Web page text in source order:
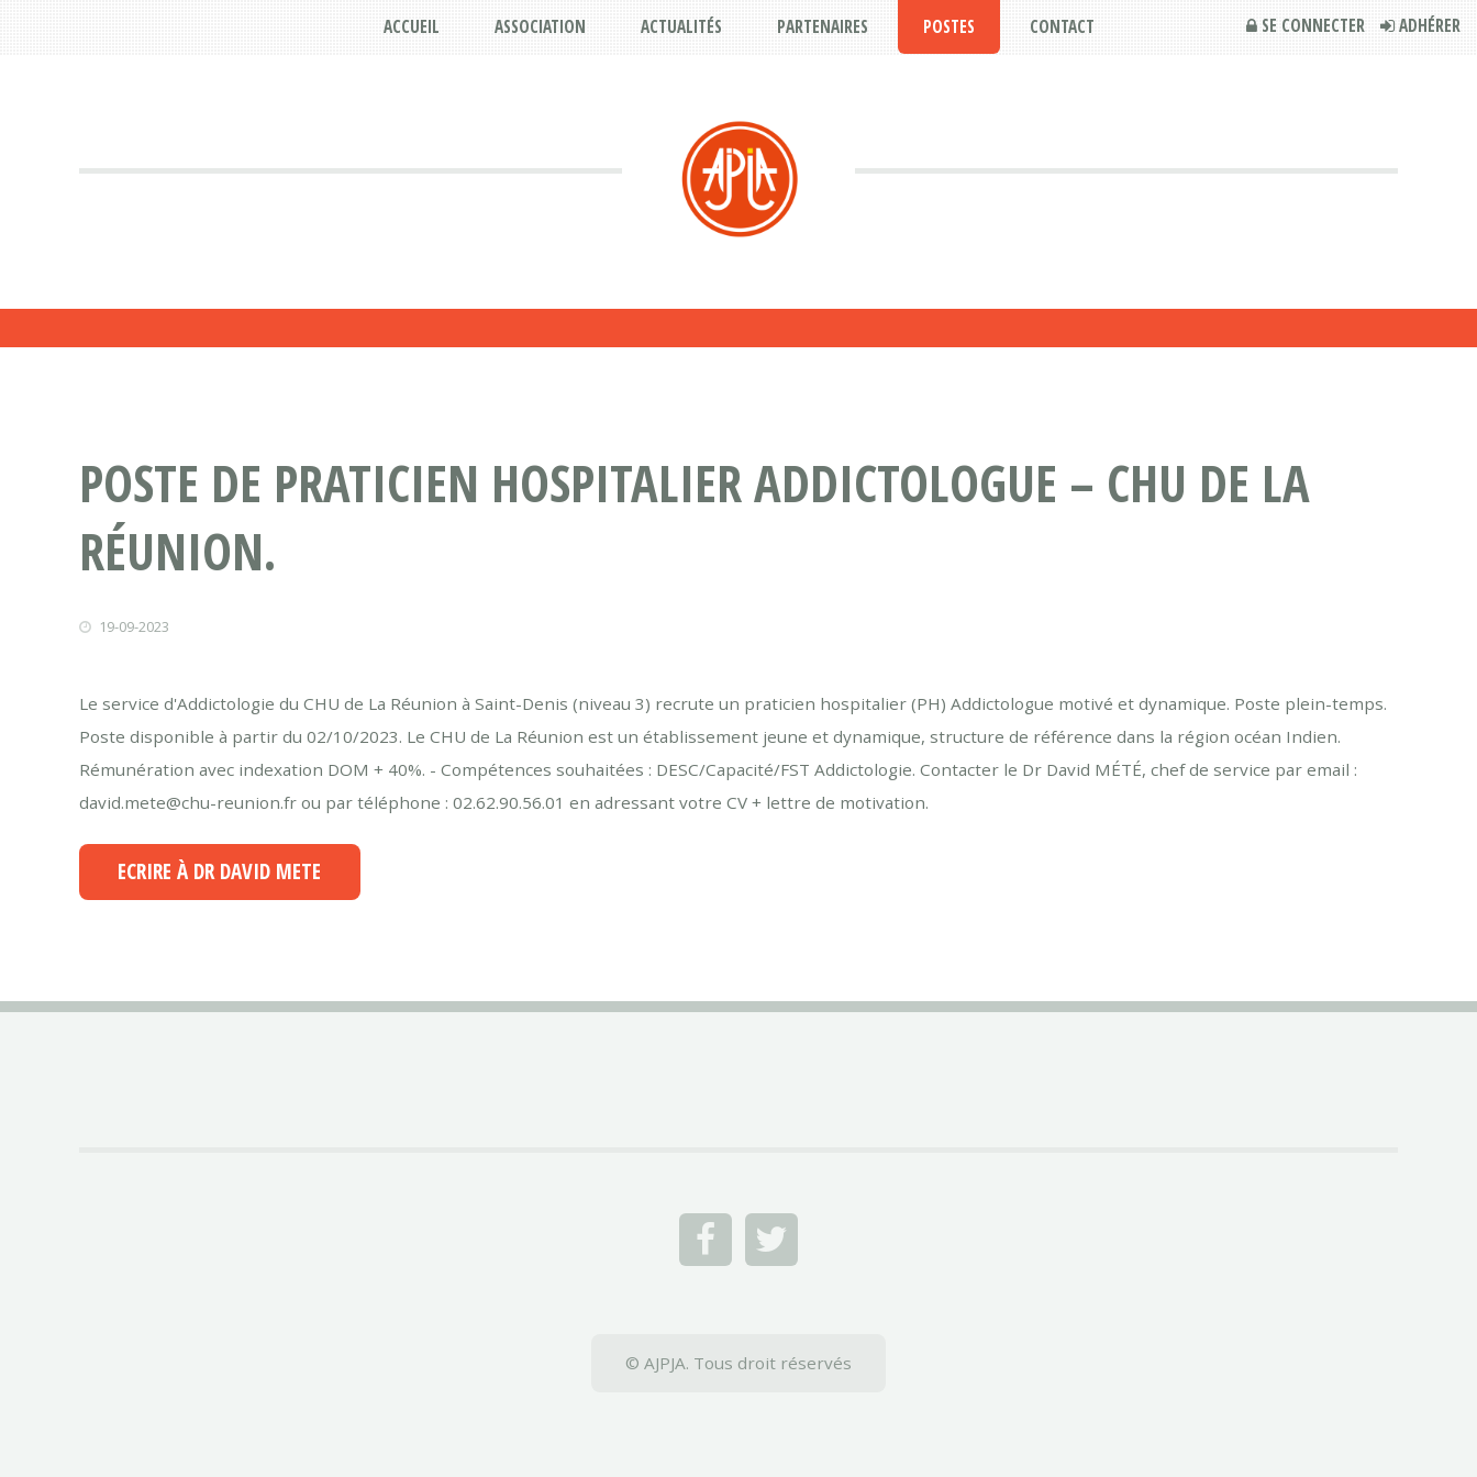
ACCUEIL ASSOCIATION ACTUALITÉS PARTENAIRES POSTES CONTACT SE CONNECTER ADHÉRER
POSTE DE PRATICIEN HOSPITALIER ADDICTOLOGUE – CHU DE LA
RÉUNION.
19-09-2023
Le service d'Addictologie du CHU de La Réunion à Saint-Denis (niveau 3) recrute un praticien hospitalier (PH) Addictologue motivé et dynamique. Poste plein-temps.
Poste disponible à partir du 02/10/2023. Le CHU de La Réunion est un établissement jeune et dynamique, structure de référence dans la région océan Indien.
Rémunération avec indexation DOM + 40%. - Compétences souhaitées : DESC/Capacité/FST Addictologie. Contacter le Dr David MÉTÉ, chef de service par email :
david.mete@chu-reunion.fr ou par téléphone : 02.62.90.56.01 en adressant votre CV + lettre de motivation.
ECRIRE À DR DAVID METE
© AJPJA. Tous droit réservés